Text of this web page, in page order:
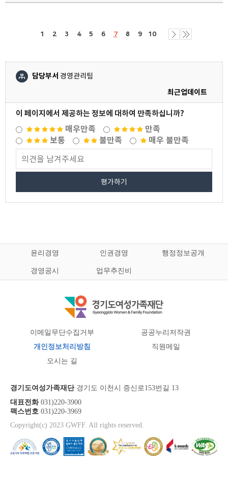
1 2 3 4 5 6 7 8 9 10
담당부서 경영관리팀
최근업데이트
이 페이지에서 제공하는 정보에 대하여 만족하십니까?
매우만족
만족
보통
불만족 매우 불만족
평가하기
윤리경영 인권경영 행정정보공개
경영공시 업무추진비
이메일무단수집거부
공공누리저작권
개인정보처리방침
직원메일
오시는 길
경기도여성가족재단경기도 이천시 증신로153번길 13
대표전화031)220-3900
팩스번호 031)220-3969
Copyright(c) 2023 GWFF. All rights reserved.